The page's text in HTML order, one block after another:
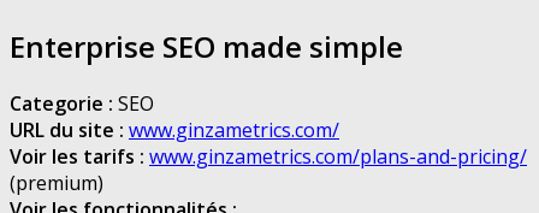
Enterprise SEO made simple
Categorie : SEO
URL du site : www.ginzametrics.com/
Voir les tarifs : www.ginzametrics.com/plans-and-pricing/
(premium)